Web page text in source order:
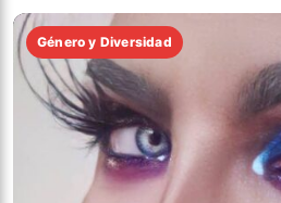
Género y Diversidad